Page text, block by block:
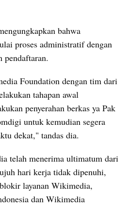
bahwa
proses administratif dengan
pendaftaran.
Foundation dengan tim dari
tahapan awal
penyerahan berkas ya Pak
untuk kemudian segera
dekat," tandas dia.
telah menerima ultimatum dari
hari kerja tidak dipenuhi,
layanan Wikimedia,
dan Wikimedia